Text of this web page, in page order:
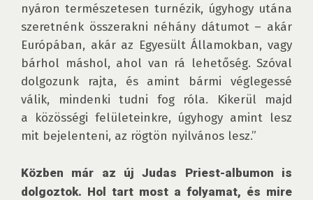
nyáron természetesen turnézik, úgyhogy utána
szeretnénk összerakni néhány dátumot – akár
Európában, akár az Egyesült Államokban, vagy
bárhol máshol, ahol van rá lehetőség. Szóval
dolgozunk rajta, és amint bármi véglegessé
válik, mindenki tudni fog róla. Kikerül majd
a közösségi felületeinkre, úgyhogy amint lesz
mit bejelenteni, az rögtön nyilvános lesz.”
Közben már az új Judas Priest-albumon is
dolgoztok. Hol tart most a folyamat, és mire